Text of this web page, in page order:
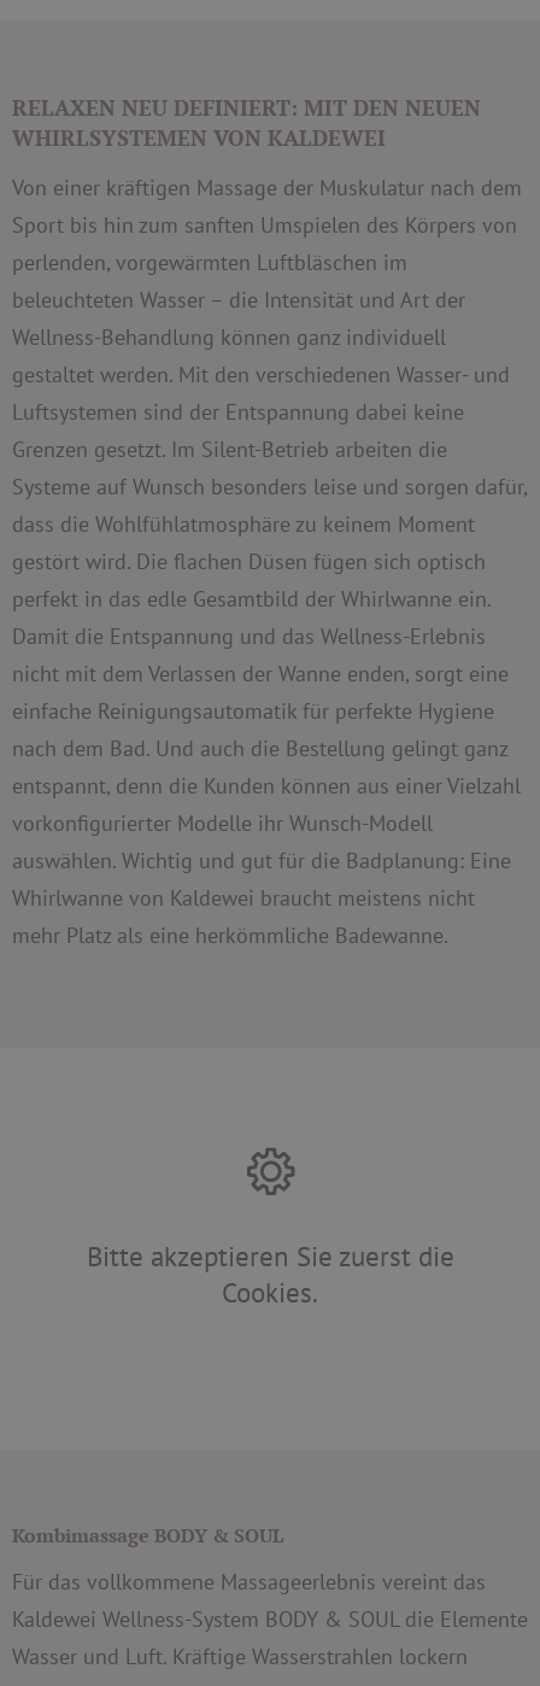
RELAXEN NEU DEFINIERT: MIT DEN NEUEN
WHIRLSYSTEMEN VON KALDEWEI
Von einer kräftigen Massage der Muskulatur nach dem
Sport bis hin zum sanften Umspielen des Körpers von
perlenden, vorgewärmten Luftbläschen im
beleuchteten Wasser – die Intensität und Art der
Wellness-Behandlung können ganz individuell
gestaltet werden. Mit den verschiedenen Wasser- und
Luftsystemen sind der Entspannung dabei keine
Grenzen gesetzt. Im Silent-Betrieb arbeiten die
Systeme auf Wunsch besonders leise und sorgen dafür,
dass die Wohlfühlatmosphäre zu keinem Moment
gestört wird. Die flachen Düsen fügen sich optisch
perfekt in das edle Gesamtbild der Whirlwanne ein.
Damit die Entspannung und das Wellness-Erlebnis
nicht mit dem Verlassen der Wanne enden, sorgt eine
einfache Reinigungsautomatik für perfekte Hygiene
nach dem Bad. Und auch die Bestellung gelingt ganz
entspannt, denn die Kunden können aus einer Vielzahl
vorkonfigurierter Modelle ihr Wunsch-Modell
auswählen. Wichtig und gut für die Badplanung: Eine
Whirlwanne von Kaldewei braucht meistens nicht
mehr Platz als eine herkömmliche Badewanne.
Bitte akzeptieren Sie zuerst die
Cookies.
Kombimassage BODY & SOUL
Für das vollkommene Massageerlebnis vereint das
Kaldewei Wellness-System BODY & SOUL die Elemente
Wasser und Luft. Kräftige Wasserstrahlen lockern